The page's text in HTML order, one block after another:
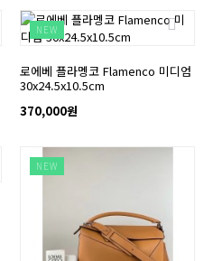
NEW
로에베 플라멩코 Flamenco 미디엄
30x24.5x10.5cm
370,000원
NEW